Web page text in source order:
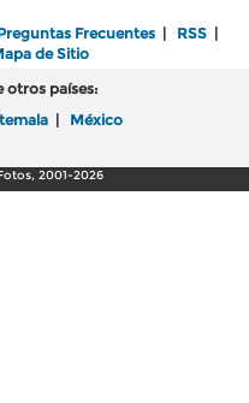
Frecuentes | RSS |
de Sitio
otros países:
| México
2001-2026